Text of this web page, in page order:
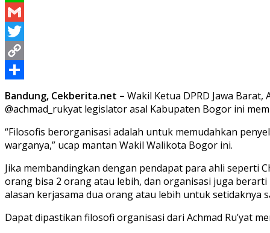
Line
Gmail
Twitter
Copy
Link
Share
Bandung, Cekberita.net – Wakil Ketua DPRD Jawa
@achmad_rukyat legislator asal Kabupaten Bogor ini
“Filosofis berorganisasi adalah untuk memudahkan
warganya,” ucap mantan Wakil Walikota Bogor ini.
Jika membandingkan dengan pendapat para ahli seperti
orang bisa 2 orang atau lebih, dan organisasi juga
alasan kerjasama dua orang atau lebih untuk setidaknya
Dapat dipastikan filosofi organisasi dari Achmad Ru’yat